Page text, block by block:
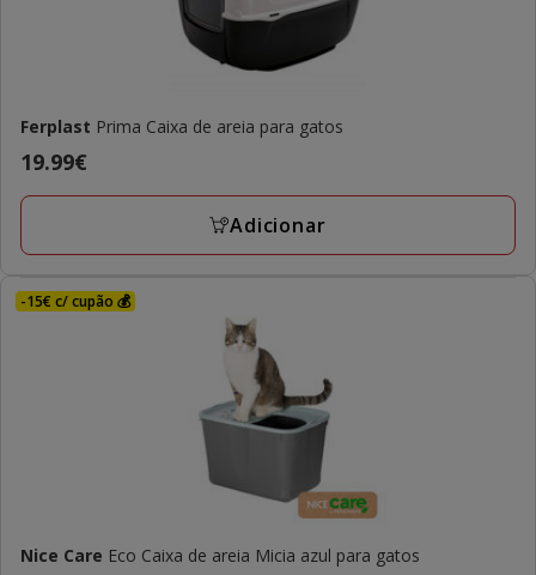
Ferplast Prima Caixa de areia para gatos
Preço
19.99€
19.99€
Adicionar
-15€ c/ cupão 💰
Nice Care Eco Caixa de areia Micia azul para gatos